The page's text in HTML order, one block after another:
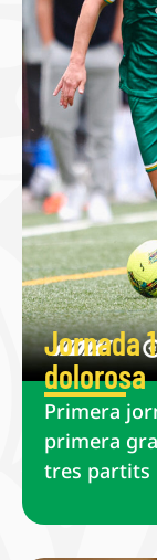
Jornada
dolorosa
Primera
primera
tres partits